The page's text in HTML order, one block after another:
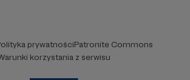
prywatnościPatronite Commons
korzystania z serwisu